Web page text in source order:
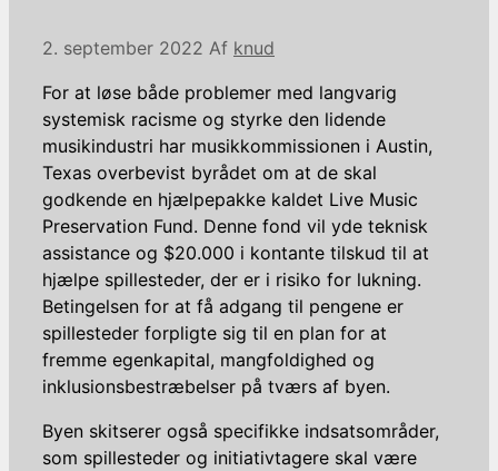
2. september 2022 Af knud
For at løse både problemer med langvarig
systemisk racisme og styrke den lidende
musikindustri har musikkommissionen i Austin,
Texas overbevist byrådet om at de skal
godkende en hjælpepakke kaldet Live Music
Preservation Fund. Denne fond vil yde teknisk
assistance og $20.000 i kontante tilskud til at
hjælpe spillesteder, der er i risiko for lukning.
Betingelsen for at få adgang til pengene er
spillesteder forpligte sig til en plan for at
fremme egenkapital, mangfoldighed og
inklusionsbestræbelser på tværs af byen.
Byen skitserer også specifikke indsatsområder,
som spillesteder og initiativtagere skal være